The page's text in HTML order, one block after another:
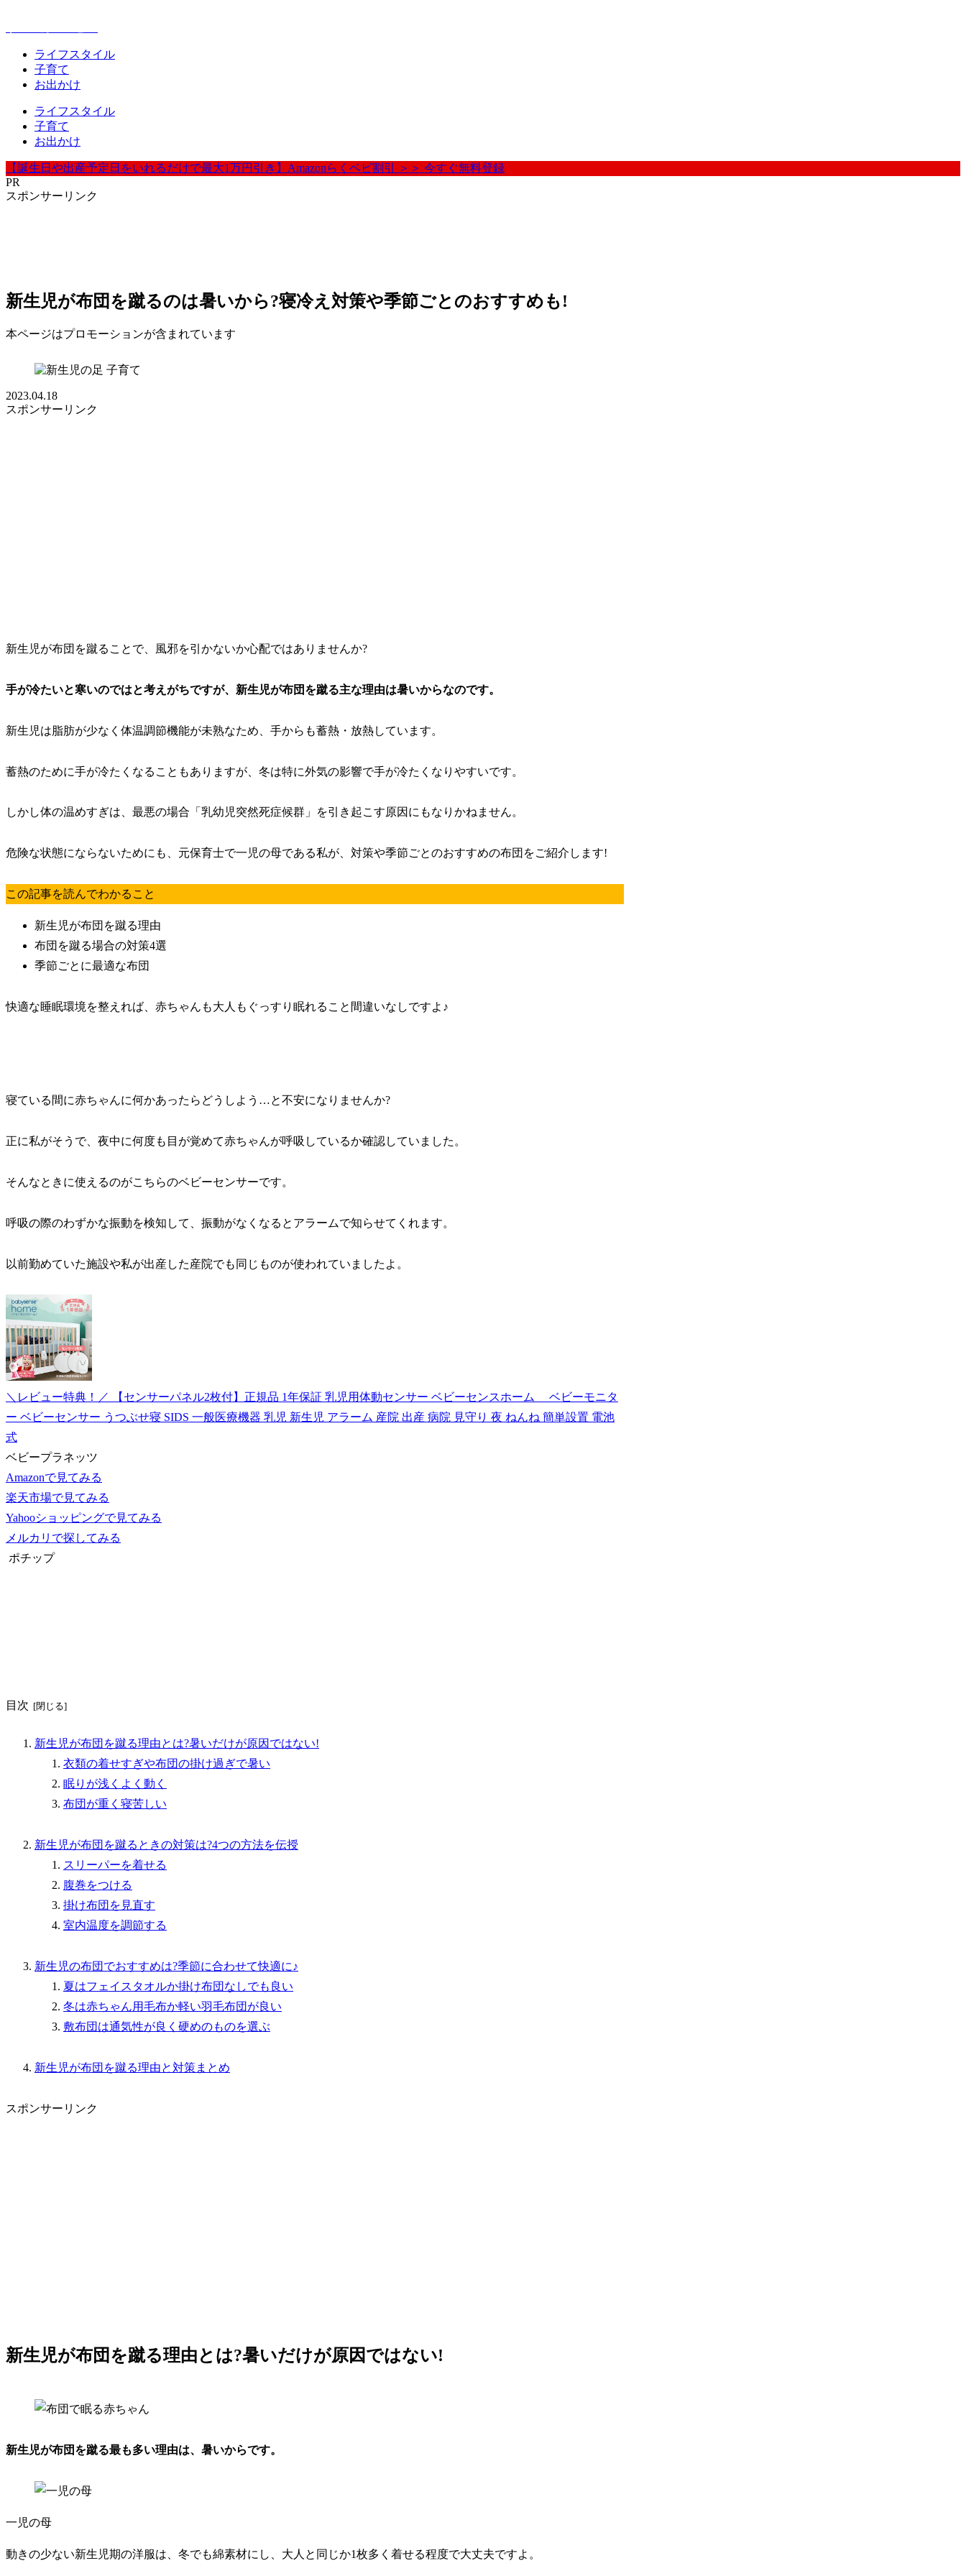
ライフスタイル
子育て
お出かけ
ライフスタイル
子育て
お出かけ
【誕生日や出産予定日をいれるだけで最大1万円引き】Amazonらくベビ割引 ＞＞ 今すぐ無料登録
PR
スポンサーリンク
新生児が布団を蹴るのは暑いから?寝冷え対策や季節ごとのおすすめも!
本ページはプロモーションが含まれています
子育て
2023.04.18
スポンサーリンク
新生児が布団を蹴ることで、風邪を引かないか心配ではありませんか?
手が冷たいと寒いのではと考えがちですが、新生児が布団を蹴る主な理由は暑いからなのです。
新生児は脂肪が少なく体温調節機能が未熟なため、手からも蓄熱・放熱しています。
蓄熱のために手が冷たくなることもありますが、冬は特に外気の影響で手が冷たくなりやすいです。
しかし体の温めすぎは、最悪の場合「乳幼児突然死症候群」を引き起こす原因にもなりかねません。
危険な状態にならないためにも、元保育士で一児の母である私が、対策や季節ごとのおすすめの布団をご紹介します!
この記事を読んでわかること
新生児が布団を蹴る理由
布団を蹴る場合の対策4選
季節ごとに最適な布団
快適な睡眠環境を整えれば、赤ちゃんも大人もぐっすり眠れること間違いなしですよ♪
寝ている間に赤ちゃんに何かあったらどうしよう…と不安になりませんか?
正に私がそうで、夜中に何度も目が覚めて赤ちゃんが呼吸しているか確認していました。
そんなときに使えるのがこちらのベビーセンサーです。
呼吸の際のわずかな振動を検知して、振動がなくなるとアラームで知らせてくれます。
以前勤めていた施設や私が出産した産院でも同じものが使われていましたよ。
＼レビュー特典！／ 【センサーパネル2枚付】正規品 1年保証 乳児用体動センサー ベビーセンスホーム ベビーモニタ
ー ベビーセンサー うつぶせ寝 SIDS 一般医療機器 乳児 新生児 アラーム 産院 出産 病院 見守り 夜 ねんね 簡単設置 電池
式
ベビープラネッツ
Amazonで見てみる
楽天市場で見てみる
Yahooショッピングで見てみる
メルカリで探してみる
ポチップ
目次
新生児が布団を蹴る理由とは?暑いだけが原因ではない!
衣類の着せすぎや布団の掛け過ぎで暑い
眠りが浅くよく動く
布団が重く寝苦しい
新生児が布団を蹴るときの対策は?4つの方法を伝授
スリーパーを着せる
腹巻をつける
掛け布団を見直す
室内温度を調節する
新生児の布団でおすすめは?季節に合わせて快適に♪
夏はフェイスタオルか掛け布団なしでも良い
冬は赤ちゃん用毛布か軽い羽毛布団が良い
敷布団は通気性が良く硬めのものを選ぶ
新生児が布団を蹴る理由と対策まとめ
スポンサーリンク
新生児が布団を蹴る理由とは?暑いだけが原因ではない!
新生児が布団を蹴る最も多い理由は、暑いからです。
一児の母
動きの少ない新生児期の洋服は、冬でも綿素材にし、大人と同じか1枚多く着せる程度で大丈夫ですよ。